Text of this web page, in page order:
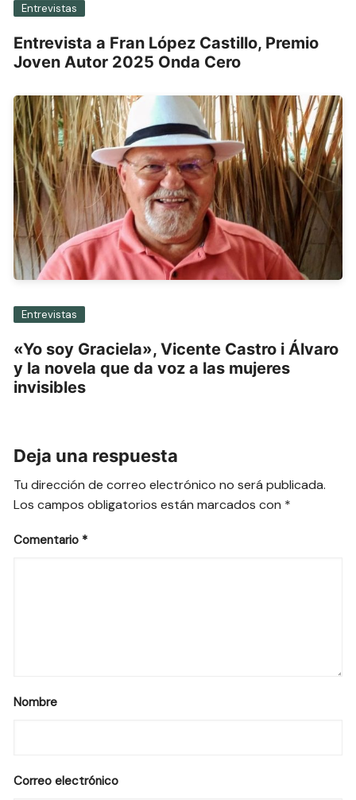
Entrevistas
Entrevista a Fran López Castillo, Premio
Joven Autor 2025 Onda Cero
Entrevistas
«Yo soy Graciela», Vicente Castro i Álvaro
y la novela que da voz a las mujeres
invisibles
Deja una respuesta
Tu dirección de correo electrónico no será publicada.
Los campos obligatorios están marcados con *
Comentario *
Nombre
Correo electrónico